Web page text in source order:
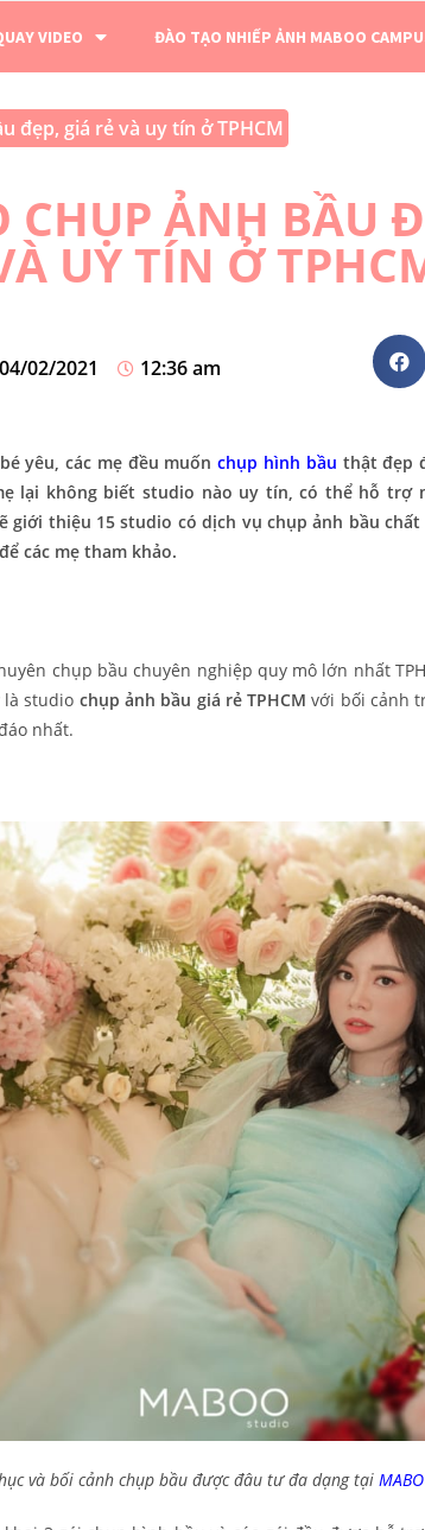
VIDEO ĐÀO TẠO NHIẾP ẢNH MABOO
đẹp, giá rẻ và uy tín ở TPHCM
CHỤP ẢNH BẦU
UY TÍN Ở
04/02/2021 12:36 am
yêu, các mẹ đều muốnchụp hình bầu thật đẹp
lại không biết studio nào uy tín, có thể hỗ trợ
giới thiệu 15 studio có dịch vụ chụp ảnh bầu
các mẹ tham khảo.
chụp bầu chuyên nghiệp quy mô lớn nhất
là studio chụp ảnh bầu giá rẻ TPHCM với bối cảnh
nhất.
và bối cảnh chụp bầu được đâu tư đa dạng tại